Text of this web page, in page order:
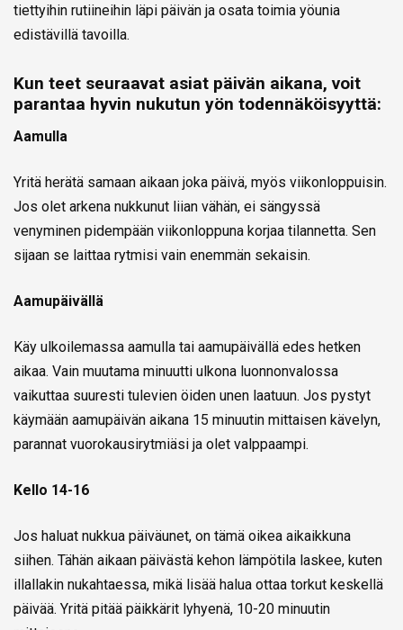
tiettyihin rutiineihin läpi päivän ja osata toimia yöunia
edistävillä tavoilla.
Kun teet seuraavat asiat päivän aikana, voit
parantaa hyvin nukutun yön todennäköisyyttä:
Aamulla
Yritä herätä samaan aikaan joka päivä, myös viikonloppuisin.
Jos olet arkena nukkunut liian vähän, ei sängyssä
venyminen pidempään viikonloppuna korjaa tilannetta. Sen
sijaan se laittaa rytmisi vain enemmän sekaisin.
Aamupäivällä
Käy ulkoilemassa aamulla tai aamupäivällä edes hetken
aikaa. Vain muutama minuutti ulkona luonnonvalossa
vaikuttaa suuresti tulevien öiden unen laatuun. Jos pystyt
käymään aamupäivän aikana 15 minuutin mittaisen kävelyn,
parannat vuorokausirytmiäsi ja olet valppaampi.
Kello 14-16
Jos haluat nukkua päiväunet, on tämä oikea aikaikkuna
siihen. Tähän aikaan päivästä kehon lämpötila laskee, kuten
illallakin nukahtaessa, mikä lisää halua ottaa torkut keskellä
päivää. Yritä pitää päikkärit lyhyenä, 10-20 minuutin